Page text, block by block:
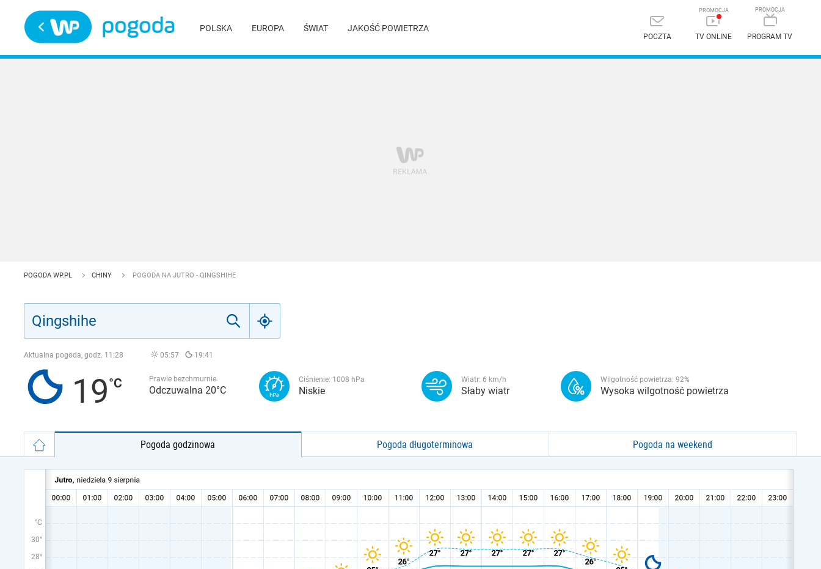
POLSKA EUROPA ŚWIAT JAKOŚĆ POWIETRZA
POCZTA TV ONLINE PROGRAM TV
POGODA WP.PL CHINY POGODA NA JUTRO - QINGSHIHE
Aktualna pogoda, godz. 11:28 05:57 19:41
19 Prawie bezchmurnie
Odczuwalna 20°C
Ciśnienie: 1008 hPa
Niskie
Wiatr: 6 km/h
Słaby wiatr
Wilgotność powietrza: 92%
Wysoka wilgotność powietrza
Pogoda godzinowa Pogoda długoterminowa Pogoda na weekend
°C
30°
28°